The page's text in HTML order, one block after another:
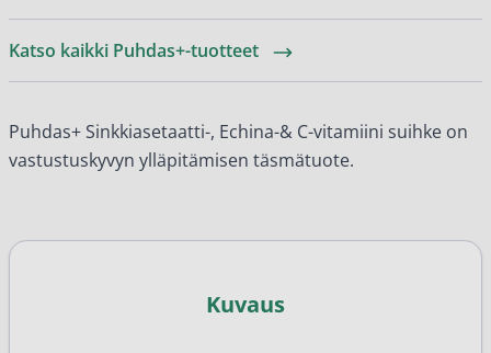
Katso kaikki Puhdas+-tuotteet
Puhdas+ Sinkkiasetaatti-, Echina-& C-vitamiini suihke on
vastustuskyvyn ylläpitämisen täsmätuote.
Kuvaus